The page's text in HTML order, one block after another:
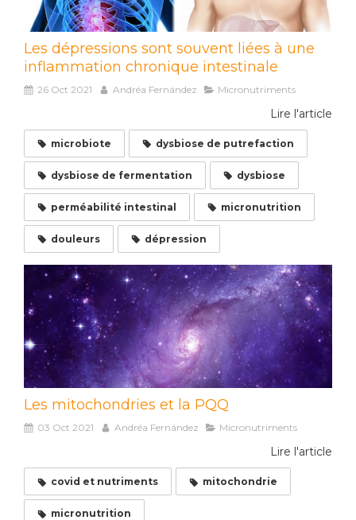
Les dépressions sont souvent liées à une
inflammation chronique intestinale
26 Oct 2021 Andréa Fernández Micronutriments
Lire l'article
microbiote dysbiose de putrefaction
dysbiose de fermentation dysbiose
perméabilité intestinal micronutrition
douleurs dépression
Les mitochondries et la PQQ
03 Oct 2021 Andréa Fernández Micronutriments
Lire l'article
covid et nutriments mitochondrie
micronutrition